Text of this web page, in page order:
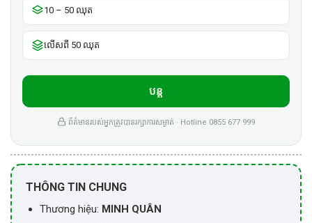
10 – 50 ឈុត
លើសពី 50 ឈុត
បន្ត
ព័ត៌មានរបស់អ្នកត្រូវបានរក្សាការសម្ងាត់ · Hotline 0855 677 999
THÔNG TIN CHUNG
Thương hiệu: MINH QUÂN